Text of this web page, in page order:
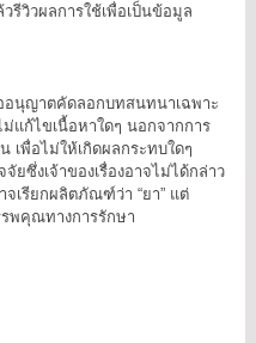
รีวิวผลการใช้เพื่อเป็นข้อมูล
อนุญาตคัดลอกบทสนทนาเฉพาะ
ม่แก้ไขเนื้อหาใดๆ นอกจากการ
พื่อไม่ให้เกิดผลกระทบใดๆ
ยซึ่งเจ้าของเรื่องอาจไม่ได้กล่าว
จเรียกผลิตภัณฑ์ว่า “ยา” แต่
พคุณทางการรักษา